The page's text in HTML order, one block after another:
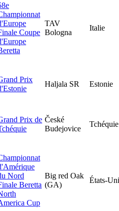
Coupe
TAV
Bologna
Italie
Prix
Haljala SR Estonie
Prix de České
Budejovice
Tchéquie
Nord
Beretta
Cup
Big red Oak
(GA)
États-